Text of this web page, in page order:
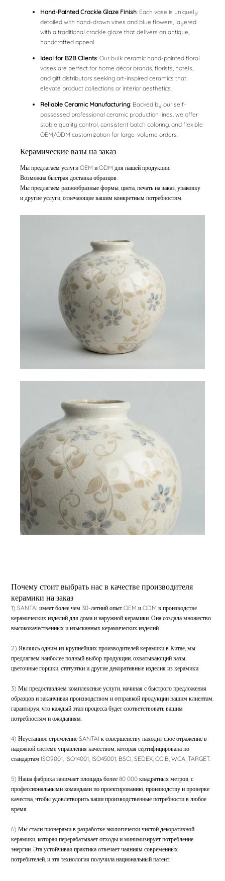
Hand-Painted Crackle Glaze Finish: Each vase is uniquely
detailed with hand-drawn vines and blue flowers, layered
with a traditional crackle glaze that delivers an antique,
handcrafted appeal.
Ideal for B2B Clients: Our bulk ceramic hand-painted floral
vases are perfect for home décor brands, florists, hotels,
and gift distributors seeking art-inspired ceramics that
elevate product collections or interior aesthetics.
Reliable Ceramic Manufacturing: Backed by our self-
possessed professional ceramic production lines, we offer
stable quality control, consistent batch coloring, and flexible
OEM/ODM customization for large-volume orders.
Керамические вазы на заказ
Мы предлагаем услуги OEM и ODM для нашей продукции.
Возможна быстрая доставка образцов.
Мы предлагаем разнообразные формы, цвета, печать на заказ, упаковку
и другие услуги, отвечающие вашим конкретным потребностям.
Почему стоит выбрать нас в качестве производителя
керамики на заказ
1) SANTAI имеет более чем 30-летний опыт OEM и ODM в производстве
керамических изделий для дома и наружной керамики. Она создала множество
высококачественных и изысканных керамических изделий.
2) Являясь одним из крупнейших производителей керамики в Китае, мы
предлагаем наиболее полный выбор продукции, охватывающий вазы,
цветочные горшки, статуэтки и другие декоративные изделия из керамики.
3) Мы предоставляем комплексные услуги, начиная с быстрого предложения
образцов и заканчивая производством и отправкой продукции нашим клиентам,
гарантируя, что каждый этап процесса будет соответствовать вашим
потребностям и ожиданиям.
4) Неустанное стремление SANTAI к совершенству находит свое отражение в
надежной системе управления качеством, которая сертифицирована по
стандартам ISO9001, ISO14001, ISO45001, BSCI, SEDEX, CCIB, WCA, TARGET.
5) Наша фабрика занимает площадь более 80 000 квадратных метров, с
профессиональными командами по проектированию, производству и проверке
качества, чтобы удовлетворить ваши производственные потребности в любое
время.
6) Мы стали пионерами в разработке экологически чистой декоративной
керамики, которая перерабатывает отходы и минимизирует потребление
энергии. Эта устойчивая практика отвечает чаяниям современных
потребителей, и эта технология получила национальный патент.